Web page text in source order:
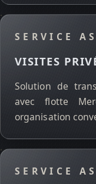
SERVICE
VISITES
Solution de
avec flotte
organisation
SERVICE